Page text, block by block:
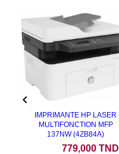
IMPRIMANTE HP LASER
MULTIFONCTION MFP
137NW (4ZB84A)
779,000 TND
